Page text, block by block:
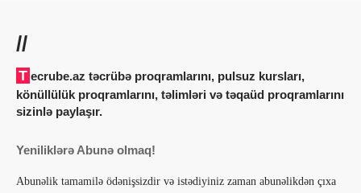
//
Tecrube.az təcrübə proqramlarını, pulsuz kursları,
könüllülük proqramlarını, təlimləri və təqaüd proqramlarını
sizinlə paylaşır.
Yeniliklərə Abunə olmaq!
Abunəlik tamamilə ödənişsizdir və istədiyiniz zaman abunəlikdən çıxa